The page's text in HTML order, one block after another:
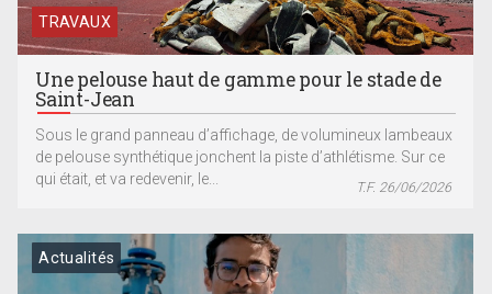
TRAVAUX
Une pelouse haut de gamme pour le stade de
Saint-Jean
Sous le grand panneau d’affichage, de volumineux lambeaux
de pelouse synthétique jonchent la piste d’athlétisme. Sur ce
qui était, et va redevenir, le...
T.F. 26/06/2026
Actualités